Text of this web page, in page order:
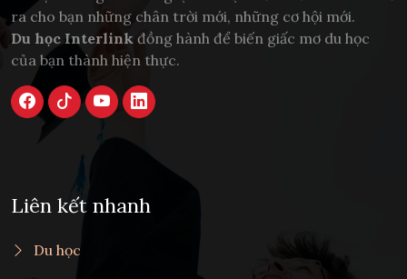
ra cho bạn những chân trời mới, những cơ hội mới.
Du học Interlink đồng hành để biến giấc mơ du học
của bạn thành hiện thực.
Liên kết nhanh
Du học